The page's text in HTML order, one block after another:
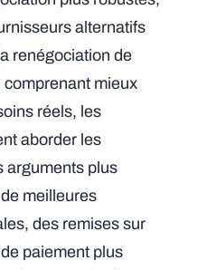
alternatifs
renégociation de
mieux
réels, les
aborder les
arguments plus
meilleures
des remises sur
paiement plus